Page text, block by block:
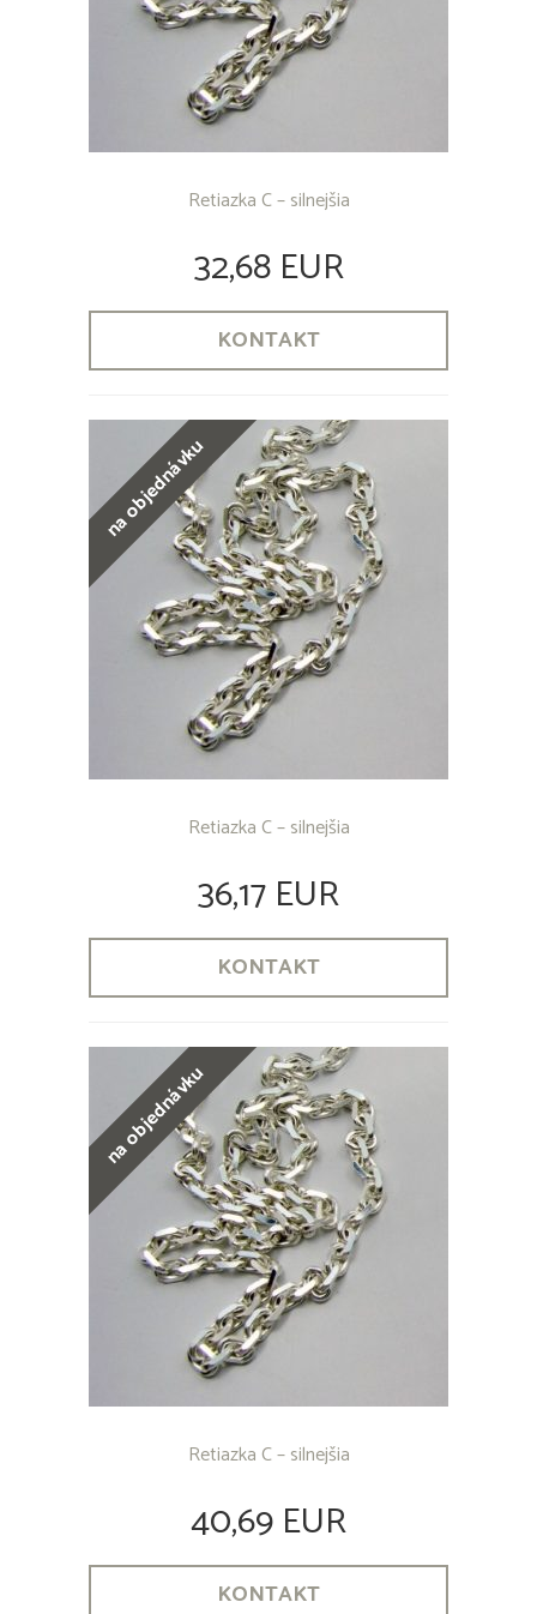
Retiazka C – silnejšia
32,68 EUR
KONTAKT
na objednávku
Retiazka C – silnejšia
36,17 EUR
KONTAKT
na objednávku
Retiazka C – silnejšia
40,69 EUR
KONTAKT